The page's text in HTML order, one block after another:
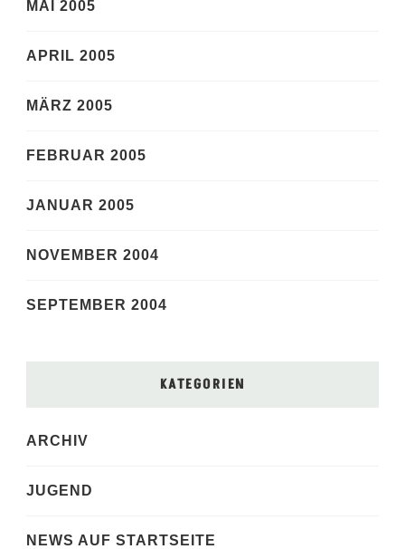
MAI 2005
APRIL 2005
MÄRZ 2005
FEBRUAR 2005
JANUAR 2005
NOVEMBER 2004
SEPTEMBER 2004
KATEGORIEN
ARCHIV
JUGEND
NEWS AUF STARTSEITE